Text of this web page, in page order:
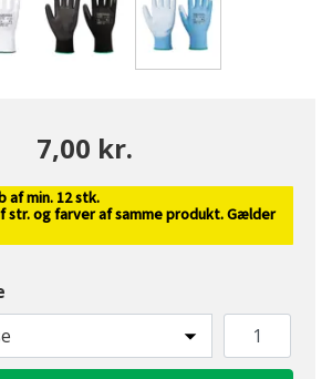
7,00 kr.
af min. 12 stk.
str. og farver af samme produkt. Gælder